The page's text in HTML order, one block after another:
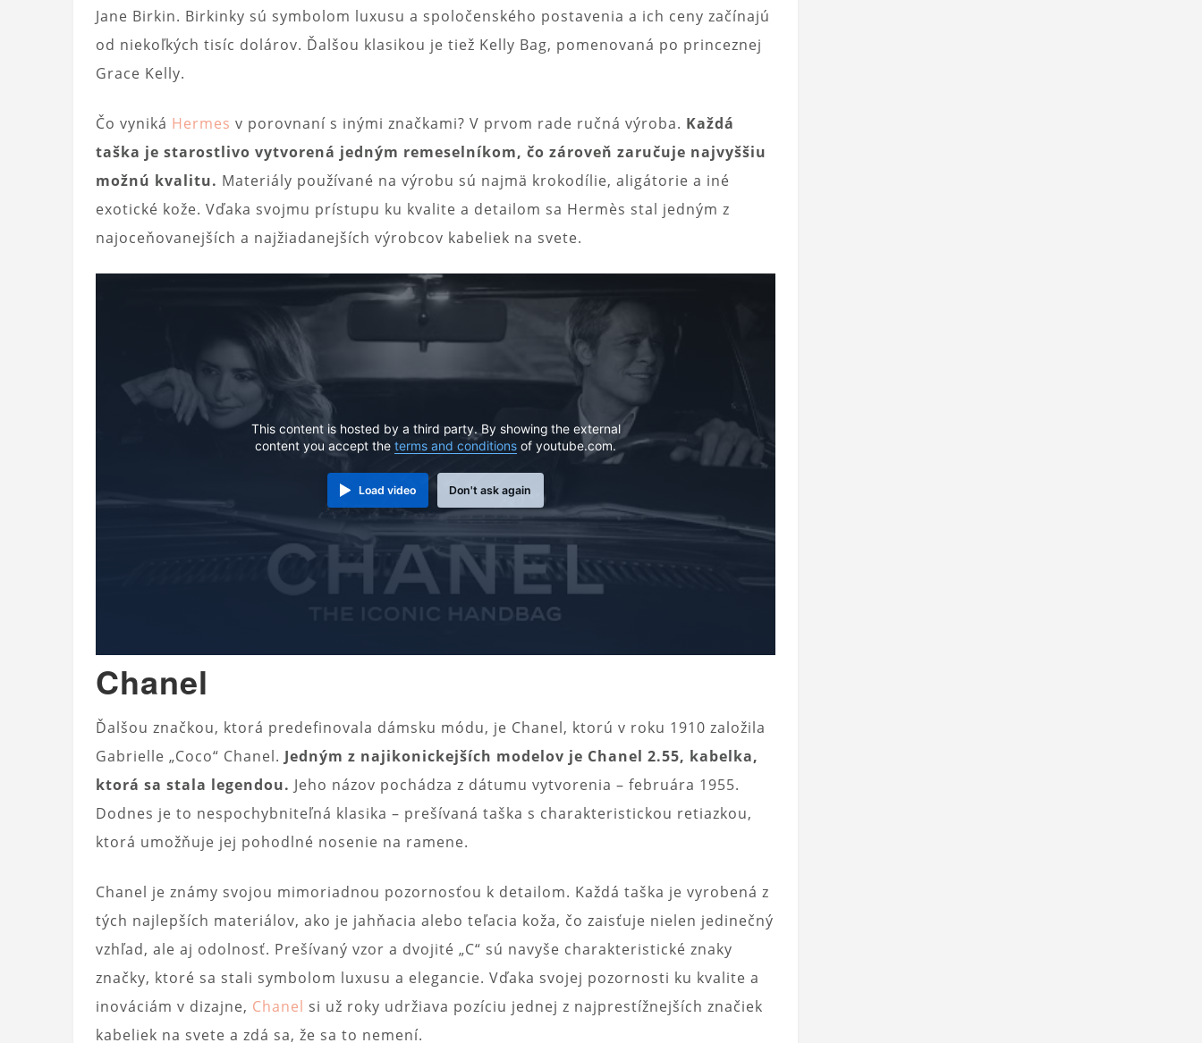
Jane Birkin. Birkinky sú symbolom luxusu a spoločenského postavenia a ich ceny začínajú
od niekoľkých tisíc dolárov. Ďalšou klasikou je tiež Kelly Bag, pomenovaná po princeznej
Grace Kelly.
Čo vyniká Hermes v porovnaní s inými značkami? V prvom rade ručná výroba. Každá
taška je starostlivo vytvorená jedným remeselníkom, čo zároveň zaručuje najvyššiu
možnú kvalitu. Materiály používané na výrobu sú najmä krokodílie, aligátorie a iné
exotické kože. Vďaka svojmu prístupu ku kvalite a detailom sa Hermès stal jedným z
najoceňovanejších a najžiadanejších výrobcov kabeliek na svete.
This content is hosted by a third party. By showing the external
content you accept the terms and conditions of youtube.com.
Load video Don't ask again
Chanel
Ďalšou značkou, ktorá predefinovala dámsku módu, je Chanel, ktorú v roku 1910 založila
Gabrielle „Coco“ Chanel. Jedným z najikonickejších modelov je Chanel 2.55, kabelka,
ktorá sa stala legendou. Jeho názov pochádza z dátumu vytvorenia – februára 1955.
Dodnes je to nespochybniteľná klasika – prešívaná taška s charakteristickou retiazkou,
ktorá umožňuje jej pohodlné nosenie na ramene.
Chanel je známy svojou mimoriadnou pozornosťou k detailom. Každá taška je vyrobená z
tých najlepších materiálov, ako je jahňacia alebo teľacia koža, čo zaisťuje nielen jedinečný
vzhľad, ale aj odolnosť. Prešívaný vzor a dvojité „C“ sú navyše charakteristické znaky
značky, ktoré sa stali symbolom luxusu a elegancie. Vďaka svojej pozornosti ku kvalite a
inováciám v dizajne, Chanel si už roky udržiava pozíciu jednej z najprestížnejších značiek
kabeliek na svete a zdá sa, že sa to nemení.